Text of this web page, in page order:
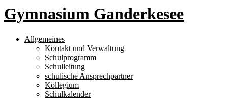
Gymnasium Ganderkesee
Erstes
Zum
Allgemeines
Kontakt und Verwaltung
Schulprogramm
Schulleitung
schulische Ansprechpartner
Kollegium
Schulkalender